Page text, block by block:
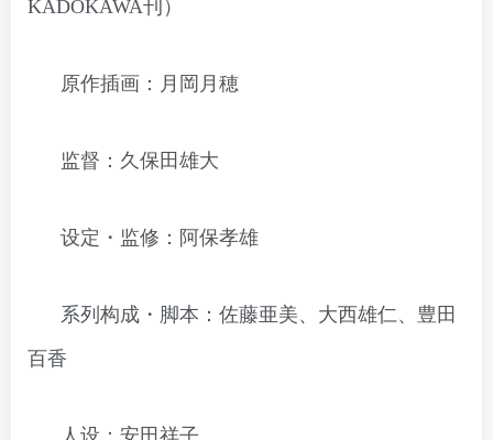
KADOKAWA刊）
原作插画：月岡月穂
监督：久保田雄大
设定・监修：阿保孝雄
系列构成・脚本：佐藤亜美、大西雄仁、豊田
百香